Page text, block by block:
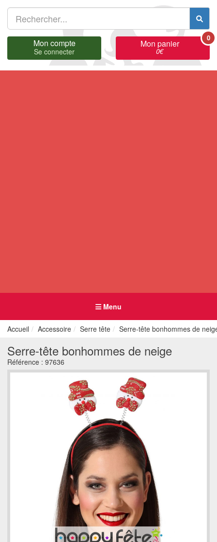
Mon compte
Se connecter
Mon panier
0€
0
Menu
Accueil Accessoire Serre tête Serre-tête bonhommes de
Serre-tête bonhommes de neige
Référence : 97636